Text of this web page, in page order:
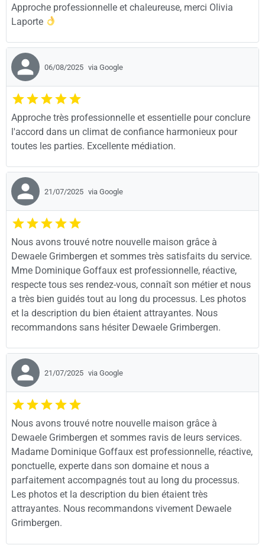
Approche professionnelle et chaleureuse, merci Olivia
Laporte
06/08/2025 via Google
Approche très professionnelle et essentielle pour conclure
l'accord dans un climat de confiance harmonieux pour
toutes les parties. Excellente médiation.
21/07/2025 via Google
Nous avons trouvé notre nouvelle maison grâce à
Dewaele Grimbergen et sommes très satisfaits du service.
Mme Dominique Goffaux est professionnelle, réactive,
respecte tous ses rendez-vous, connaît son métier et nous
a très bien guidés tout au long du processus. Les photos
et la description du bien étaient attrayantes. Nous
recommandons sans hésiter Dewaele Grimbergen.
21/07/2025 via Google
Nous avons trouvé notre nouvelle maison grâce à
Dewaele Grimbergen et sommes ravis de leurs services.
Madame Dominique Goffaux est professionnelle, réactive,
ponctuelle, experte dans son domaine et nous a
parfaitement accompagnés tout au long du processus.
Les photos et la description du bien étaient très
attrayantes. Nous recommandons vivement Dewaele
Grimbergen.